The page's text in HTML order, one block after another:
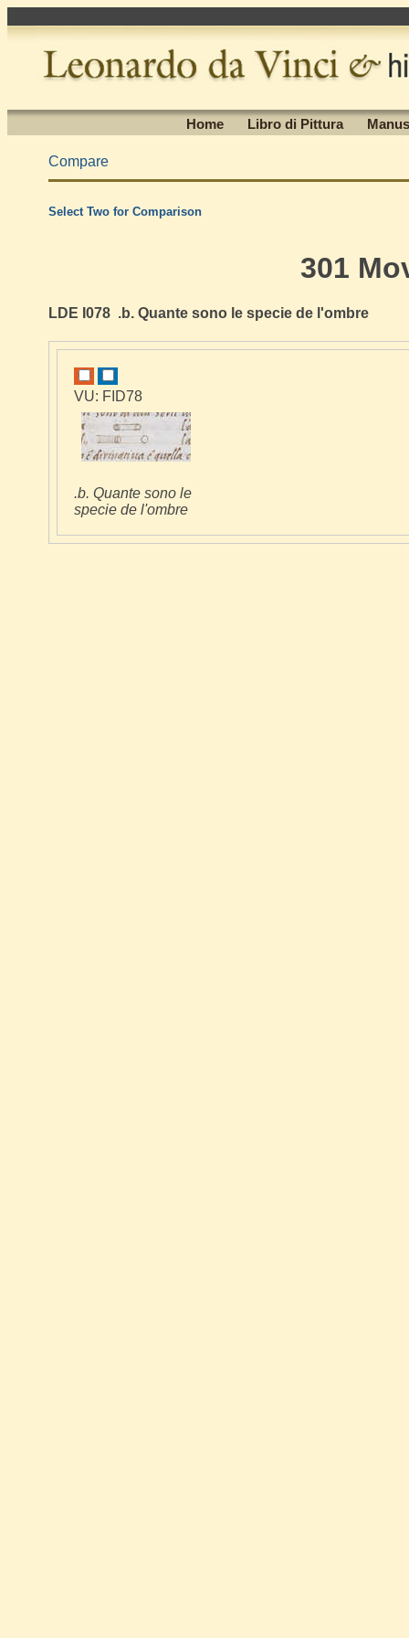
Home Libro di Pittura
Compare
Select Two for Comparison
301
LDE I078 .b. Quante sono le specie de l'ombre
VU: FID78
.b. Quante sono le
specie de l'ombre